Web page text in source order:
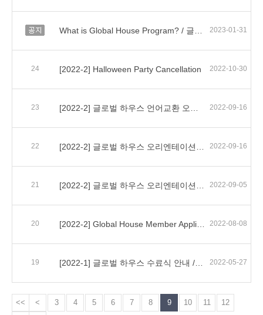
공지 2023-01-31
24 [2022-2] Halloween Party Cancellation 2022-10-30
23 2022-09-16
22 2022-09-16
21 2022-09-05
20 2022-08-08
19 2022-05-27
<< < 3 4 5 6 7 8 9 10 11
12